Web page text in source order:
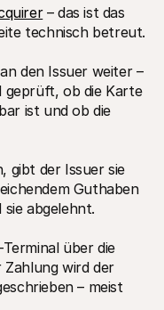
– das ist das
technisch betreut.
den Issuer weiter –
geprüft, ob die Karte
ist und ob die
gibt der Issuer sie
Guthaben
abgelehnt.
über die
Zahlung wird der
– meist